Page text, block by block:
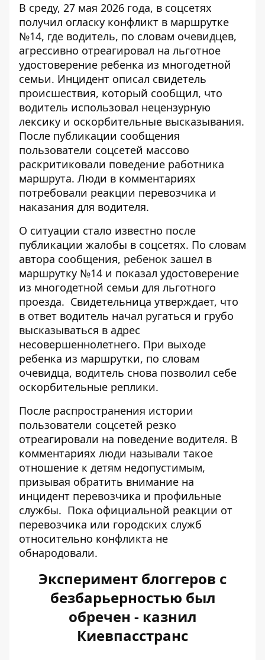
В среду, 27 мая 2026 года, в соцсетях
получил огласку конфликт в маршрутке
№14, где водитель, по словам очевидцев,
агрессивно отреагировал на льготное
удостоверение ребенка из многодетной
семьи. Инцидент описал свидетель
происшествия, который сообщил, что
водитель использовал нецензурную
лексику и оскорбительные высказывания.
После публикации сообщения
пользователи соцсетей массово
раскритиковали поведение работника
маршрута. Люди в комментариях
потребовали реакции перевозчика и
наказания для водителя.
О ситуации стало известно после
публикации жалобы в соцсетях. По словам
автора сообщения, ребенок зашел в
маршрутку №14 и показал удостоверение
из многодетной семьи для льготного
проезда. Свидетельница утверждает, что
в ответ водитель начал ругаться и грубо
высказываться в адрес
несовершеннолетнего. При выходе
ребенка из маршрутки, по словам
очевидца, водитель снова позволил себе
оскорбительные реплики.
После распространения истории
пользователи соцсетей резко
отреагировали на поведение водителя. В
комментариях люди называли такое
отношение к детям недопустимым,
призывая обратить внимание на
инцидент перевозчика и профильные
службы. Пока официальной реакции от
перевозчика или городских служб
относительно конфликта не
обнародовали.
Эксперимент блоггеров с
безбарьерностью был
обречен - казнил
Киевпасстранс